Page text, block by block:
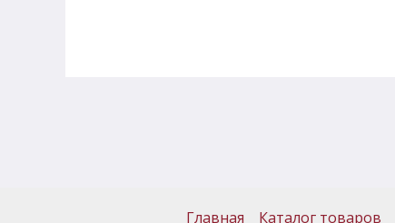
Главная Каталог товаров